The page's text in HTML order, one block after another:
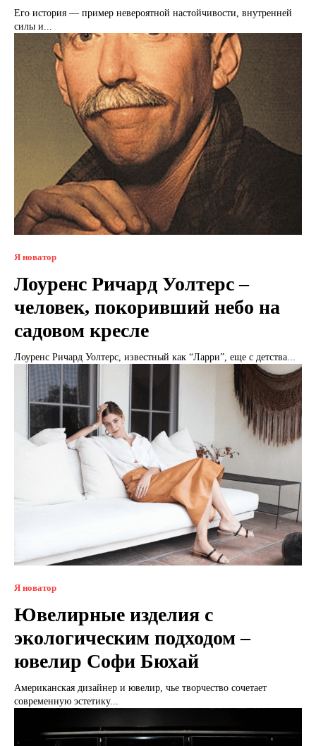
Его история — пример невероятной настойчивости, внутренней
силы и...
Я новатор
Лоуренс Ричард Уолтерс –
человек, покоривший небо на
садовом кресле
Лоуренс Ричард Уолтерс, известный как “Ларри”, еще с детства...
Я новатор
Ювелирные изделия с
экологическим подходом –
ювелир Софи Бюхай
Американская дизайнер и ювелир, чье творчество сочетает
современную эстетику...